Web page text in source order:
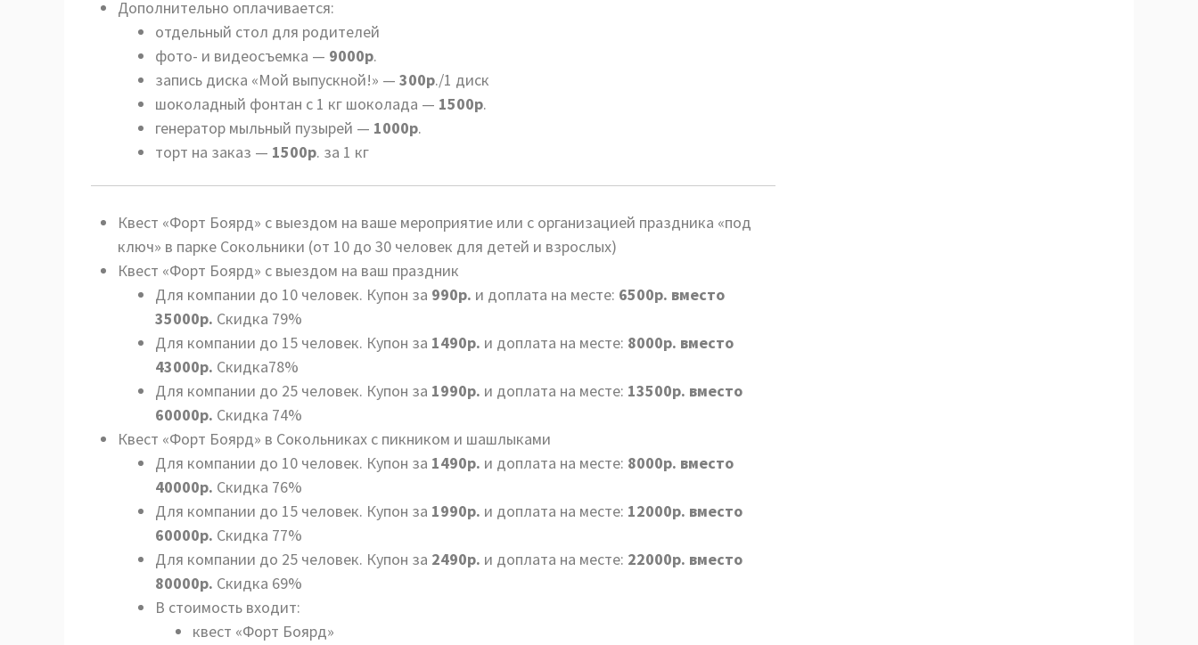
Дополнительно оплачивается:
отдельный стол для родителей
фото- и видеосъемка — 9000р.
запись диска «Мой выпускной!» — 300р./1 диск
шоколадный фонтан с 1 кг шоколада — 1500р.
генератор мыльный пузырей — 1000р.
торт на заказ — 1500р. за 1 кг
Квест «Форт Боярд» с выездом на ваше мероприятие или с организацией праздника «под
ключ» в парке Сокольники (от 10 до 30 человек для детей и взрослых)
Квест «Форт Боярд» с выездом на ваш праздник
Для компании до 10 человек. Купон за 990р. и доплата на месте: 6500р. вместо
35000р. Скидка 79%
Для компании до 15 человек. Купон за 1490р. и доплата на месте: 8000р. вместо
43000р. Скидка78%
Для компании до 25 человек. Купон за 1990р. и доплата на месте: 13500р. вместо
60000р. Скидка 74%
Квест «Форт Боярд» в Сокольниках с пикником и шашлыками
Для компании до 10 человек. Купон за 1490р. и доплата на месте: 8000р. вместо
40000р. Скидка 76%
Для компании до 15 человек. Купон за 1990р. и доплата на месте: 12000р. вместо
60000р. Скидка 77%
Для компании до 25 человек. Купон за 2490р. и доплата на месте: 22000р. вместо
80000р. Скидка 69%
В стоимость входит:
квест «Форт Боярд»